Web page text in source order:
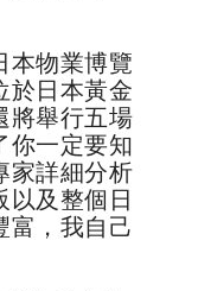
本物業博覽
於日本黃金
將舉行五場
你一定要知
家詳細分析
以及整個日
富，我自己